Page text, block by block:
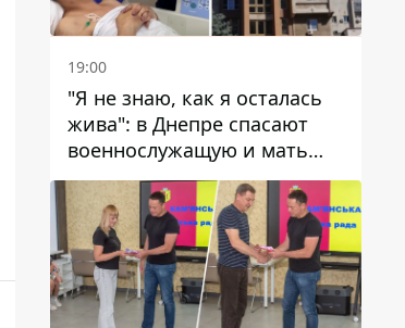
19:00
"Я не знаю, как я осталась
жива": в Днепре спасают
военнослужащую и мать
четверых детей, которую
ранил КАБ